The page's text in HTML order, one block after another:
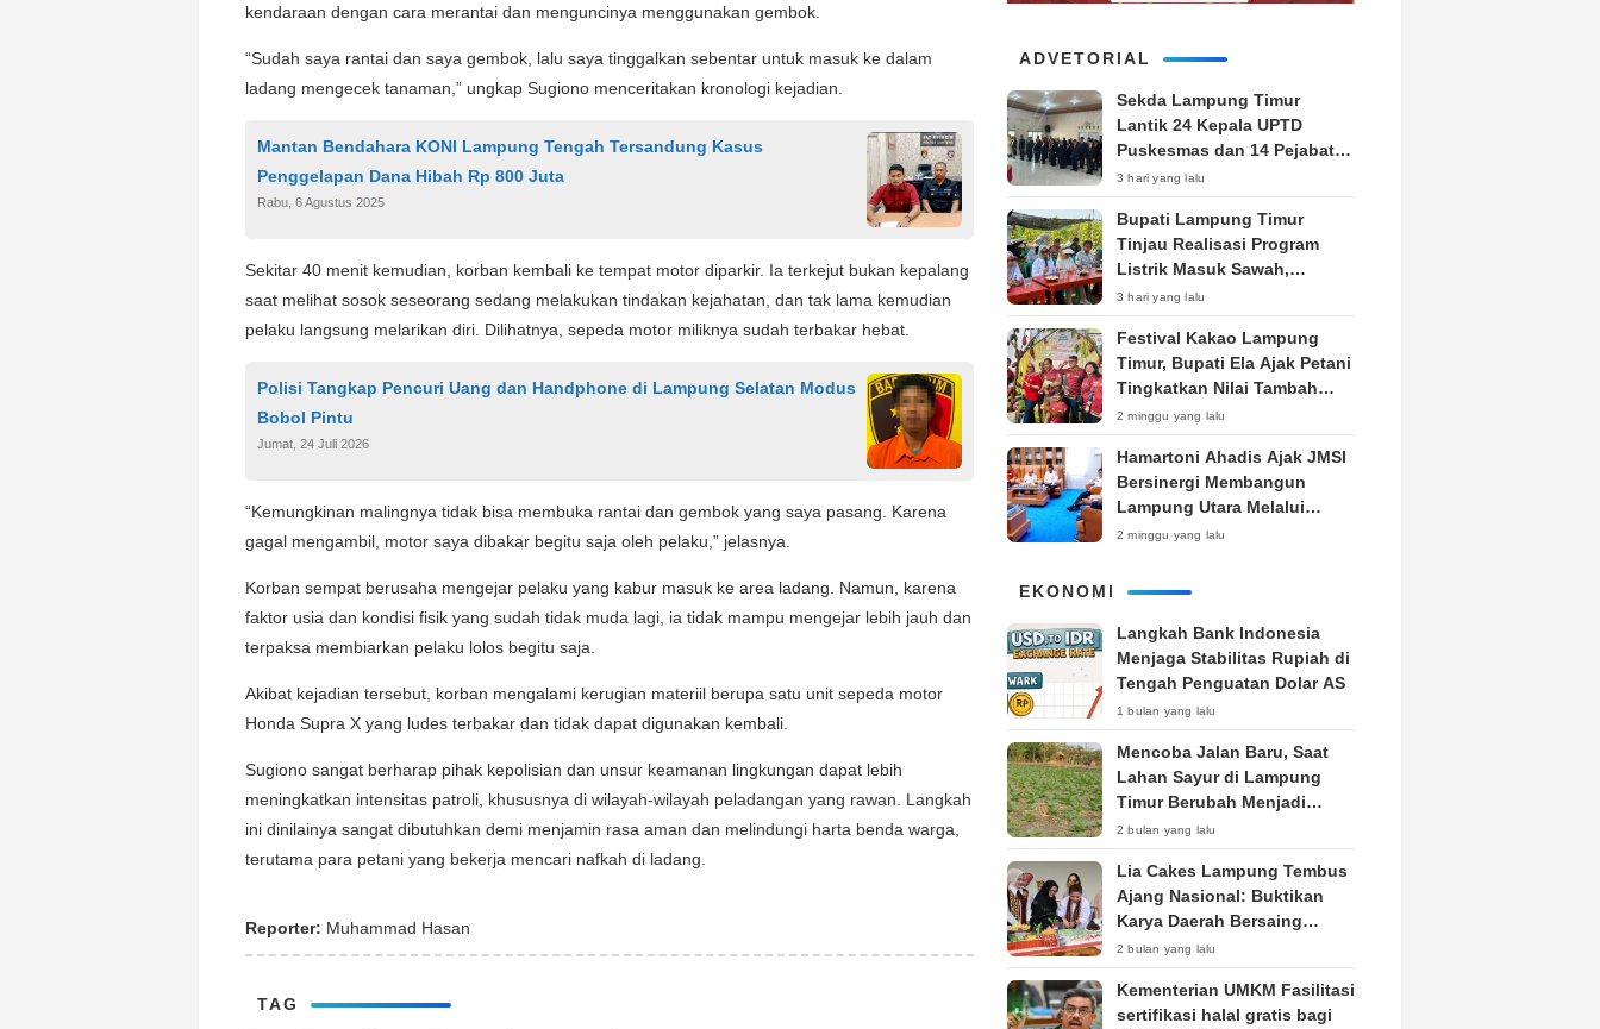
kendaraan dengan cara merantai dan menguncinya menggunakan gembok.
“Sudah saya rantai dan saya gembok, lalu saya tinggalkan sebentar untuk masuk ke dalam
ladang mengecek tanaman,” ungkap Sugiono menceritakan kronologi kejadian.
Mantan Bendahara KONI Lampung Tengah Tersandung Kasus
Penggelapan Dana Hibah Rp 800 Juta
Rabu, 6 Agustus 2025
Sekitar 40 menit kemudian, korban kembali ke tempat motor diparkir. Ia terkejut bukan kepalang
saat melihat sosok seseorang sedang melakukan tindakan kejahatan, dan tak lama kemudian
pelaku langsung melarikan diri. Dilihatnya, sepeda motor miliknya sudah terbakar hebat.
Polisi Tangkap Pencuri Uang dan Handphone di Lampung Selatan Modus
Bobol Pintu
Jumat, 24 Juli 2026
“Kemungkinan malingnya tidak bisa membuka rantai dan gembok yang saya pasang. Karena
gagal mengambil, motor saya dibakar begitu saja oleh pelaku,” jelasnya.
Korban sempat berusaha mengejar pelaku yang kabur masuk ke area ladang. Namun, karena
faktor usia dan kondisi fisik yang sudah tidak muda lagi, ia tidak mampu mengejar lebih jauh dan
terpaksa membiarkan pelaku lolos begitu saja.
Akibat kejadian tersebut, korban mengalami kerugian materiil berupa satu unit sepeda motor
Honda Supra X yang ludes terbakar dan tidak dapat digunakan kembali.
Sugiono sangat berharap pihak kepolisian dan unsur keamanan lingkungan dapat lebih
meningkatkan intensitas patroli, khususnya di wilayah-wilayah peladangan yang rawan. Langkah
ini dinilainya sangat dibutuhkan demi menjamin rasa aman dan melindungi harta benda warga,
terutama para petani yang bekerja mencari nafkah di ladang.
Reporter: Muhammad Hasan
TAG
ADVETORIAL
‎Sekda Lampung Timur
Lantik 24 Kepala UPTD
Puskesmas dan 14 Pejabat
Fungsional, Dorong Inovasi
dan Pelayanan Prima
3 hari yang lalu
Bupati Lampung Timur
Tinjau Realisasi Program
Listrik Masuk Sawah,
Siapkan Subsidi KWH untuk
Petani
3 hari yang lalu
‎Festival Kakao Lampung
Timur, Bupati Ela Ajak Petani
Tingkatkan Nilai Tambah
Produk
2 minggu yang lalu
Hamartoni Ahadis Ajak JMSI
Bersinergi Membangun
Lampung Utara Melalui
Pemberitaan
2 minggu yang lalu
EKONOMI
Langkah Bank Indonesia
Menjaga Stabilitas Rupiah di
Tengah Penguatan Dolar AS
1 bulan yang lalu
Mencoba Jalan Baru, Saat
Lahan Sayur di Lampung
Timur Berubah Menjadi
Kebun Tembakau
2 bulan yang lalu
Lia Cakes Lampung Tembus
Ajang Nasional: Buktikan
Karya Daerah Bersaing
Setara Kota Besar
2 bulan yang lalu
Kementerian UMKM Fasilitasi
sertifikasi halal gratis bagi